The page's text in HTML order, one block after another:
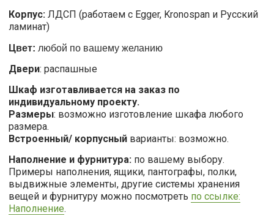
Корпус: ЛДСП (работаем с Egger, Kronospan и Русский
ламинат)
Цвет: любой по вашему желанию
Двери: распашные
Шкаф изготавливается на заказ по
индивидуальному проекту.
Размеры: возможно изготовление шкафа любого
размера.
Встроенный/ корпусный варианты: возможно.
Наполнение и фурнитура: по вашему выбору.
Примеры наполнения, ящики, пантографы, полки,
выдвижные элементы, другие системы хранения
вещей и фурнитуру можно посмотреть по ссылке:
Наполнение.